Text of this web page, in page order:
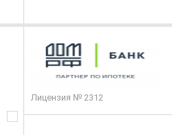
Лицензия № 2312